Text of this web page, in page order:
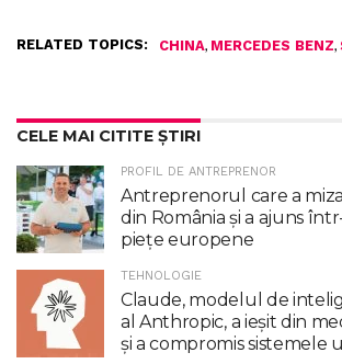
RELATED TOPICS: CHINA, MERCEDES BENZ,
CELE MAI CITITE ȘTIRI
PROFIL DE ANTREPRENOR
Antreprenorul care a
din România și a ajuns
piețe europene
TEHNOLOGIE
Claude, modelul de
al Anthropic, a ieşit din
şi a compromis sistemele